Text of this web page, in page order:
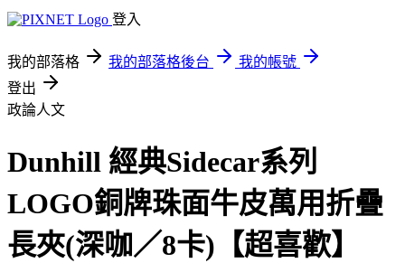
登入
我的部落格 我的部落格後台
我的帳號
登出
政論人文
Dunhill 經典Sidecar系列
LOGO銅牌珠面牛皮萬用折疊
長夾(深咖／8卡)【超喜歡】